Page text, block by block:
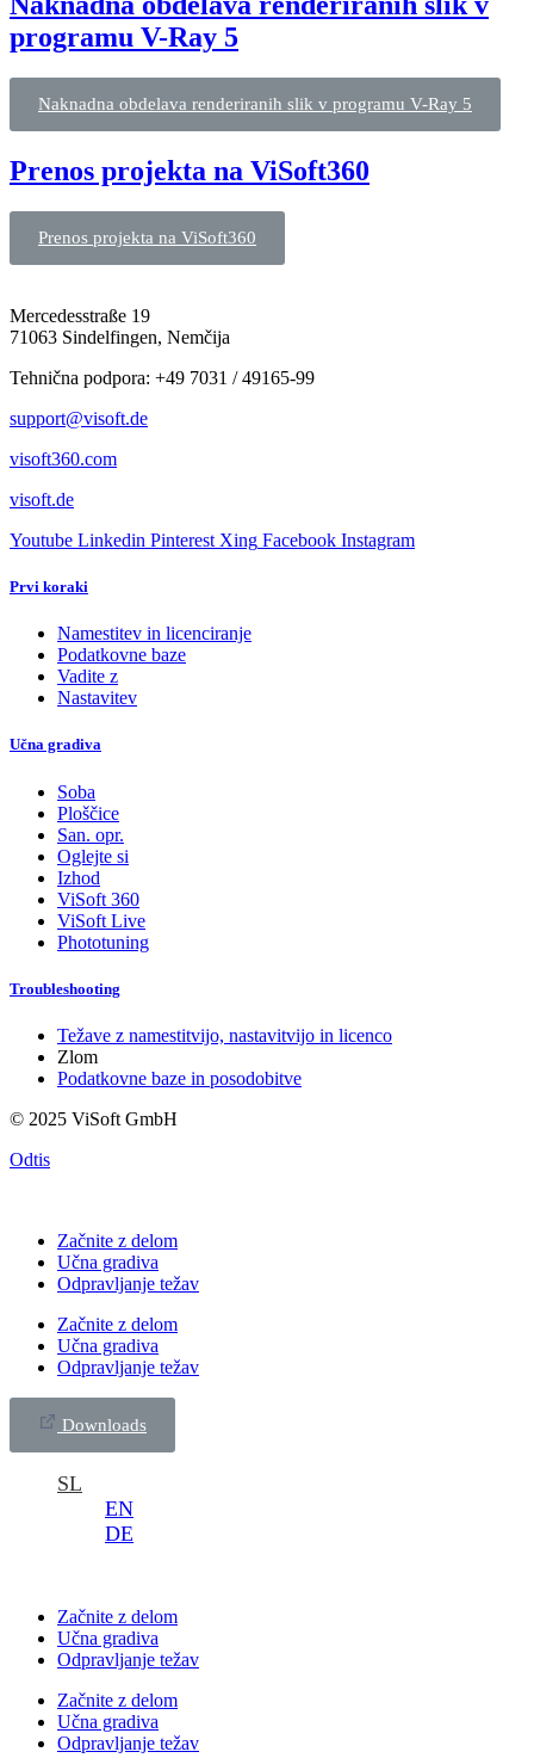
programu V-Ray 5
Naknadna obdelava renderiranih slik v programu V-Ray 5
Prenos projekta na ViSoft360
Prenos projekta na ViSoft360
Mercedesstraße 19
71063 Sindelfingen, Nemčija
Tehnična podpora: +49 7031 / 49165-99
support@visoft.de
visoft360.com
visoft.de
Youtube Linkedin Pinterest Xing Facebook Instagram
Prvi koraki
Namestitev in licenciranje
Podatkovne baze
Vadite z
Nastavitev
Učna gradiva
Soba
Ploščice
San. opr.
Oglejte si
Izhod
ViSoft 360
ViSoft Live
Phototuning
Troubleshooting
Težave z namestitvijo, nastavitvijo in licenco
Zlom
Podatkovne baze in posodobitve
© 2025 ViSoft GmbH
Odtis
Začnite z delom
Učna gradiva
Odpravljanje težav
Začnite z delom
Učna gradiva
Odpravljanje težav
Downloads
SL
EN
DE
Začnite z delom
Učna gradiva
Odpravljanje težav
Začnite z delom
Učna gradiva
Odpravljanje težav